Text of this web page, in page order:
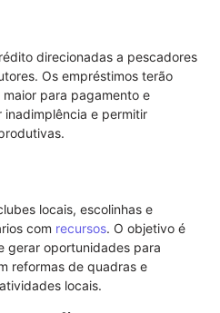
direcionadas a pescadores
Os empréstimos terão
para pagamento e
inadimplência e permitir
locais, escolinhas e
com recursos. O objetivo é
gerar oportunidades para
reformas de quadras e
locais.